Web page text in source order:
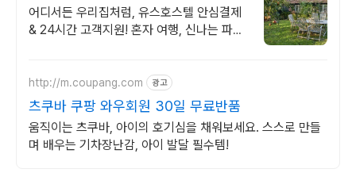
아보기
어디서든 우리집처럼, 유스호스텔 안심결제
& 24시간 고객지원! 혼자 여행, 신나는 파티,
http://m.coupang.com 광고
츠쿠바 쿠팡 와우회원 30일 무료반품
움직이는 츠쿠바, 아이의 호기심을 채워보세요. 스스로 만들
며 배우는 기차장난감, 아이 발달 필수템!